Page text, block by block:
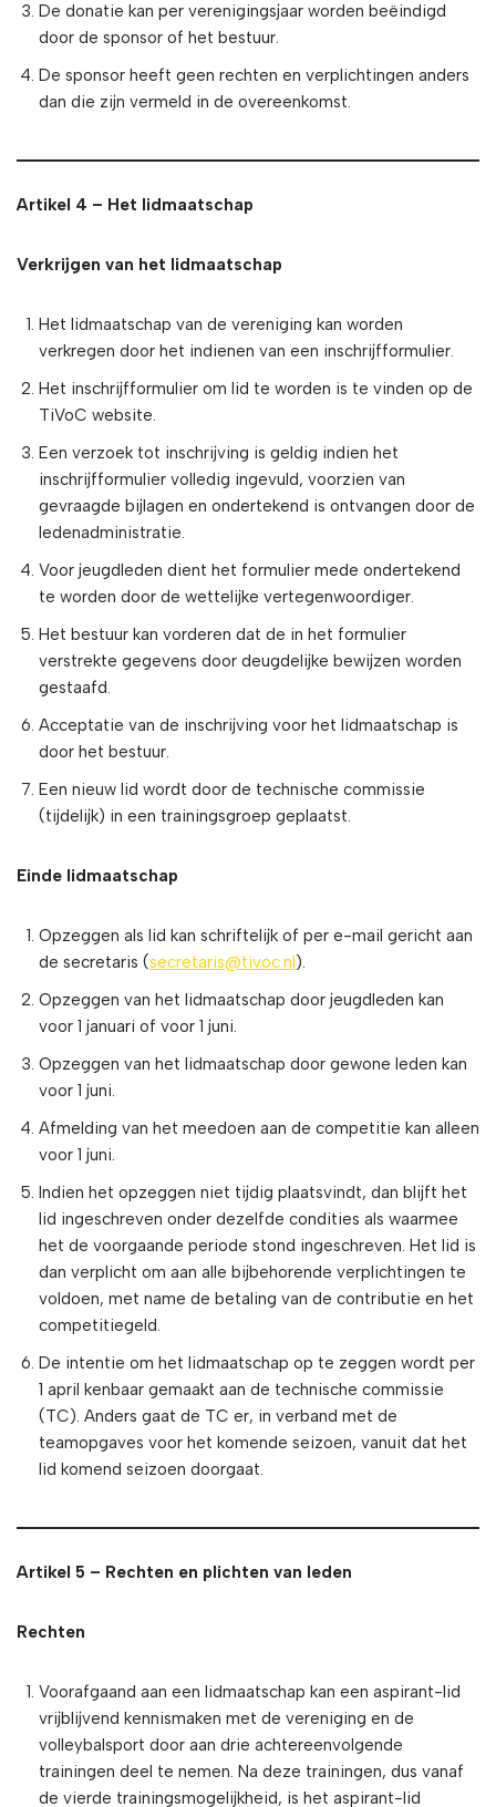
De donatie kan per verenigingsjaar worden beëindigd
door de sponsor of het bestuur.
De sponsor heeft geen rechten en verplichtingen anders
dan die zijn vermeld in de overeenkomst.
Artikel 4 – Het lidmaatschap
Verkrijgen van het lidmaatschap
Het lidmaatschap van de vereniging kan worden
verkregen door het indienen van een inschrijfformulier.
Het inschrijfformulier om lid te worden is te vinden op de
TiVoC website.
Een verzoek tot inschrijving is geldig indien het
inschrijfformulier volledig ingevuld, voorzien van
gevraagde bijlagen en ondertekend is ontvangen door de
ledenadministratie.
Voor jeugdleden dient het formulier mede ondertekend
te worden door de wettelijke vertegenwoordiger.
Het bestuur kan vorderen dat de in het formulier
verstrekte gegevens door deugdelijke bewijzen worden
gestaafd.
Acceptatie van de inschrijving voor het lidmaatschap is
door het bestuur.
Een nieuw lid wordt door de technische commissie
(tijdelijk) in een trainingsgroep geplaatst.
Einde lidmaatschap
Opzeggen als lid kan schriftelijk of per e-mail gericht aan
de secretaris (secretaris@tivoc.nl ).
Opzeggen van het lidmaatschap door jeugdleden kan
voor 1 januari of voor 1 juni.
Opzeggen van het lidmaatschap door gewone leden kan
voor 1 juni.
Afmelding van het meedoen aan de competitie kan alleen
voor 1 juni.
Indien het opzeggen niet tijdig plaatsvindt, dan blijft het
lid ingeschreven onder dezelfde condities als waarmee
het de voorgaande periode stond ingeschreven. Het lid is
dan verplicht om aan alle bijbehorende verplichtingen te
voldoen, met name de betaling van de contributie en het
competitiegeld.
De intentie om het lidmaatschap op te zeggen wordt per
1 april kenbaar gemaakt aan de technische commissie
(TC). Anders gaat de TC er, in verband met de
teamopgaves voor het komende seizoen, vanuit dat het
lid komend seizoen doorgaat.
Artikel 5 – Rechten en plichten van leden
Rechten
Voorafgaand aan een lidmaatschap kan een aspirant-lid
vrijblijvend kennismaken met de vereniging en de
volleybalsport door aan drie achtereenvolgende
trainingen deel te nemen. Na deze trainingen, dus vanaf
de vierde trainingsmogelijkheid, is het aspirant-lid